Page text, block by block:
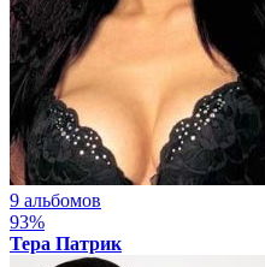
9 альбомов
93%
Тера Патрик